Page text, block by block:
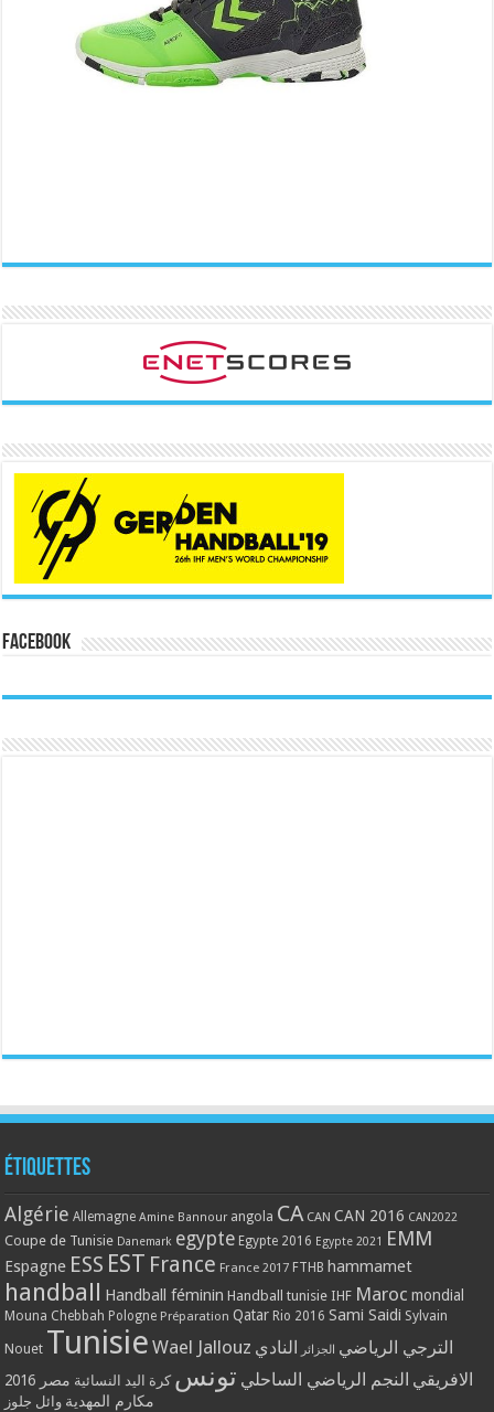
Facebook
Étiquettes
Algérie Allemagne Amine Bannour angola CA CAN CAN 2016 CAN2022
Coupe de Tunisie Danemark egypte Egypte 2016 Egypte 2021 EMM
Espagne ESS EST France France 2017 FTHB hammamet
handball Handball féminin Handball tunisie IHF Maroc mondial
Mouna Chebbah Pologne Préparation Qatar Rio 2016 Sami Saidi Sylvain
Nouet Tunisie Wael Jallouz الترجي الرياضي الجزائر
النادي
الافريقي النجم الرياضي الساحلي تونس كرة اليد النسائية مصر 2016
مكارم المهدية وائل جلوز